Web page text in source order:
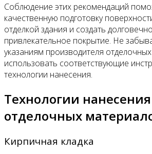
Соблюдение этих рекомендаций
качественную подготовку
отделкой здания и создать
привлекательное покрытие. Не
указаниям производителя
использовать соответствующие
технологии нанесения.
Технологии нанесения
отделочных
Кирпичная кладка